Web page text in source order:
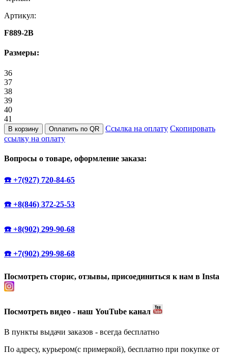
Артикул:
F889-2B
Размеры:
36
37
38
39
40
41
В корзину Оплатить по QR Ссылка на оплату Скопировать
ссылку на оплату
Вопросы о товаре, оформление заказа:
☎️ +7(927) 720-84-65
☎️ +8(846) 372-25-53
☎️ +8(902) 299-90-68
☎️ +7(902) 299-98-68
Посмотреть сторис, отзывы, присоединиться к нам в Insta
Посмотреть видео - наш YouTube канал
В пункты выдачи заказов - всегда бесплатно
По адресу, курьером(с примеркой), бесплатно при покупке от